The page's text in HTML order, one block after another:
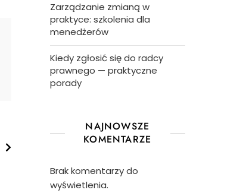
Zarządzanie zmianą w
praktyce: szkolenia dla
menedżerów
Kiedy zgłosić się do radcy
prawnego — praktyczne
porady
NAJNOWSZE
KOMENTARZE
Brak komentarzy do
wyświetlenia.